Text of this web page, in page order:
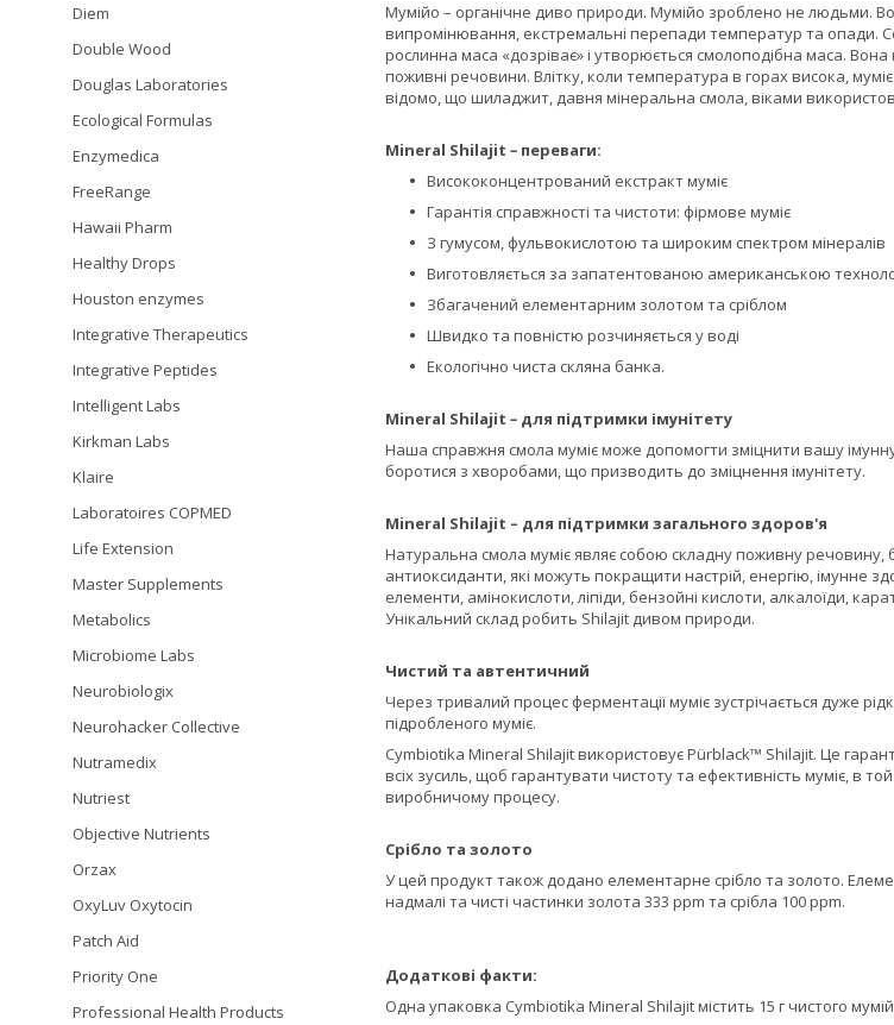
Мумійо – органічне диво природи. Мумійо зроблено не людьми.
випромінювання, екстремальні перепади температур та опади.
рослинна маса «дозріває» і утворюється смолоподібна маса.
поживні речовини. Влітку, коли температура в горах висока,
відомо, що шиладжит, давня мінеральна смола, віками
Mineral Shilajit – переваги:
Висококонцентрований екстракт муміє
Гарантія справжності та чистоти: фірмове муміє
З гумусом, фульвокислотою та широким спектром мінералів
Виготовляється за запатентованою американською
Збагачений елементарним золотом та сріблом
Швидко та повністю розчиняється у воді
Екологічно чиста скляна банка.
Mineral Shilajit – для підтримки імунітету
Наша справжня смола муміє може допомогти зміцнити вашу
боротися з хворобами, що призводить до зміцнення імунітету.
Mineral Shilajit – для підтримки загального здоров'я
Натуральна смола муміє являє собою складну поживну речовину,
антиоксиданти, які можуть покращити настрій, енергію, імунне
елементи, амінокислоти, ліпіди, бензойні кислоти, алкалоїди,
Унікальний склад робить Shilajit дивом природи.
Чистий та автентичний
Через тривалий процес ферментації муміє зустрічається дуже
підробленого муміє.
Cymbiotika Mineral Shilajit використовує Pürblack™ Shilajit. Це
всіх зусиль, щоб гарантувати чистоту та ефективність муміє,
виробничому процесу.
Срібло та золото
У цей продукт також додано елементарне срібло та золото.
надмалі та чисті частинки золота 333 ppm та срібла 100 ppm.
Додаткові факти:
Одна упаковка Cymbiotika Mineral Shilajit містить 15 г чистого
Diem
Double Wood
Douglas Laboratories
Ecological Formulas
Enzymedica
FreeRange
Hawaii Pharm
Healthy Drops
Houston enzymes
Integrative Therapeutics
Integrative Peptides
Intelligent Labs
Kirkman Labs
Klaire
Laboratoires COPMED
Life Extension
Master Supplements
Metabolics
Microbiome Labs
Neurobiologix
Neurohacker Collective
Nutramedix
Nutriest
Objective Nutrients
Orzax
OxyLuv Oxytocin
Patch Aid
Priority One
Professional Health Products